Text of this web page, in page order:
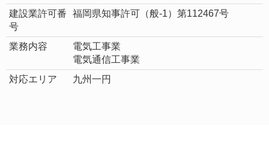
建設業許可番
号
福岡県知事許可（般-1）第112467号
業務内容
電気工事業
電気通信工事業
対応エリア
九州一円